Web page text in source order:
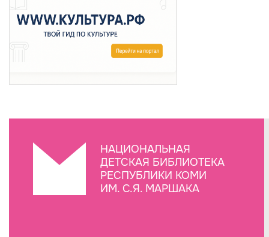
НАЦИОНАЛЬНАЯ
ДЕТСКАЯ БИБЛИОТЕКА
РЕСПУБЛИКИ КОМИ
ИМ. С.Я. МАРШАКА